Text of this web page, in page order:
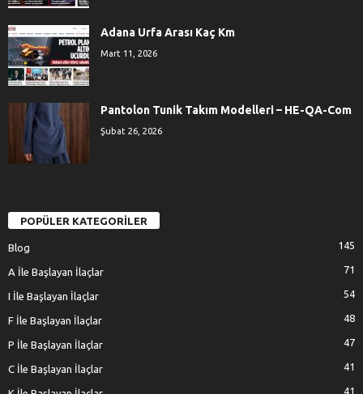
Adana Urfa Arası Kaç Km
Mart 11, 2026
Pantolon Tunik Takım Modelleri – HE-QA-Com
Şubat 26, 2026
POPÜLER KATEGORİLER
Blog 145
A İle Başlayan İlaçlar 71
I İle Başlayan İlaçlar 54
F İle Başlayan İlaçlar 48
P İle Başlayan İlaçlar 47
C İle Başlayan İlaçlar 41
41